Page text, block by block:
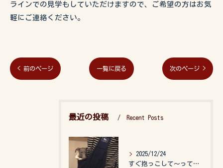
ラインでの見学もしていただけますので、ご希望の方はお気
軽にご連絡ください。
< 前のページ 一覧に戻る 次のページ >
最近の投稿 Recent Posts
2025/12/24
すぐ抱っこして〜って言うので、抱っこ紐に入れてゆらゆら☺️